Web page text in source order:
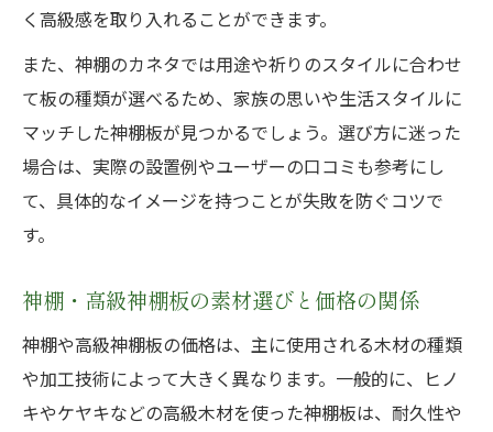
く高級感を取り入れることができます。
また、神棚のカネタでは用途や祈りのスタイルに合わせ
て板の種類が選べるため、家族の思いや生活スタイルに
マッチした神棚板が見つかるでしょう。選び方に迷った
場合は、実際の設置例やユーザーの口コミも参考にし
て、具体的なイメージを持つことが失敗を防ぐコツで
す。
神棚・高級神棚板の素材選びと価格の関係
神棚や高級神棚板の価格は、主に使用される木材の種類
や加工技術によって大きく異なります。一般的に、ヒノ
キやケヤキなどの高級木材を使った神棚板は、耐久性や